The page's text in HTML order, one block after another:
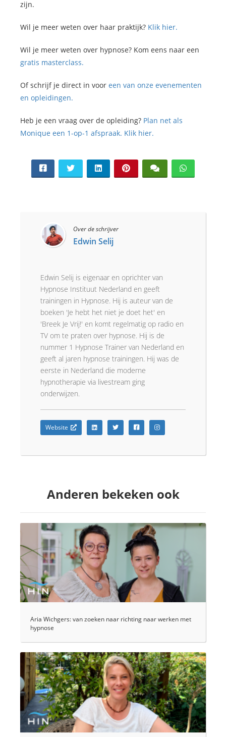
zijn.
Wil je meer weten over haar praktijk? Klik hier.
Wil je meer weten over hypnose? Kom eens naar een
gratis masterclass.
Of schrijf je direct in voor een van onze evenementen
en opleidingen.
Heb je een vraag over de opleiding? Plan net als
Monique een 1-op-1 afspraak. Klik hier.
Over de schrijver
Edwin Selij
Edwin Selij is eigenaar en oprichter van
Hypnose Instituut Nederland en geeft
trainingen in Hypnose. Hij is auteur van de
boeken 'Je hebt het niet je doet het' en
'Breek Je Vrij!' en komt regelmatig op radio en
TV om te praten over hypnose. Hij is de
nummer 1 Hypnose Trainer van Nederland en
geeft al jaren hypnose trainingen. Hij was de
eerste in Nederland die moderne
hypnotherapie via livestream ging
onderwijzen.
Website
Anderen bekeken ook
Aria Wichgers: van zoeken naar richting naar werken met
hypnose